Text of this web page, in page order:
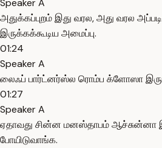
Speaker A
அதுக்கப்புறம் இது வரல, அது வரல
இருக்கக்கூடிய அமைப்பு.
01:24
Speaker A
லைஃப் பார்ட்னர்ஸ்ல ரொம்ப க்ளோஸா
01:27
Speaker A
ஏதாவது சின்ன மனஸ்தாபம் ஆச்சுன்னா
போயிடுவாங்க.